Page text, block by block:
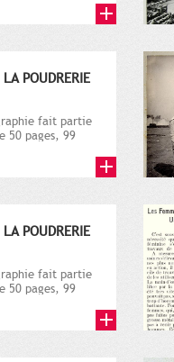
POUDRERIE
fait partie
50 pages, 99
POUDRERIE
fait partie
50 pages, 99